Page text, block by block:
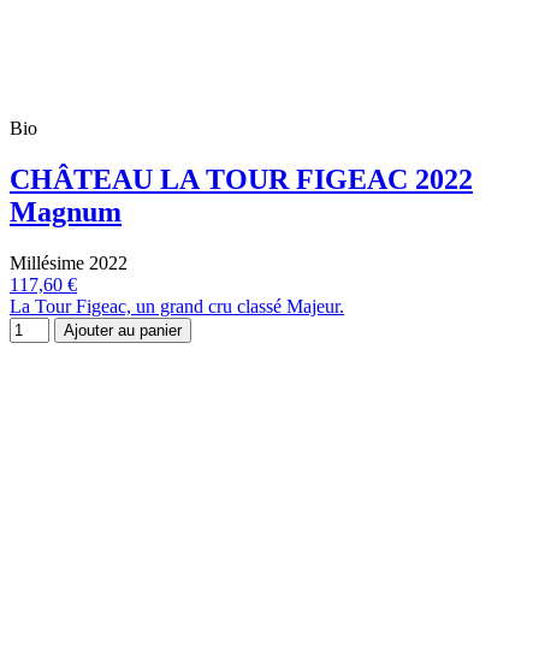
Bio
CHÂTEAU LA TOUR FIGEAC 2022
Magnum
Millésime 2022
117,60 €
La Tour Figeac, un grand cru classé Majeur.
Ajouter au panier